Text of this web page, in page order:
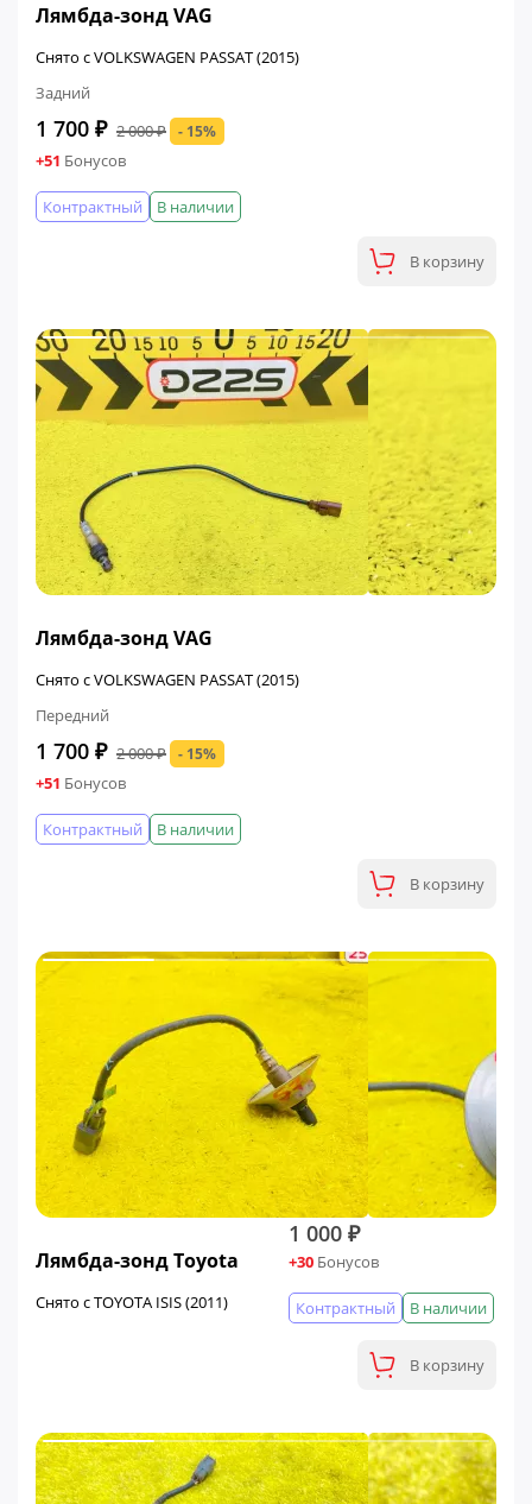
Лямбда-зонд VAG
Снято с VOLKSWAGEN PASSAT (2015)
Задний
1 700 ₽ 2 000 ₽ - 15%
+51 Бонусов
В наличии
Контрактный
В корзину
Лямбда-зонд VAG
Снято с VOLKSWAGEN PASSAT (2015)
Передний
1 700 ₽ 2 000 ₽ - 15%
+51 Бонусов
В наличии
Контрактный
В корзину
Лямбда-зонд Toyota
Снято с TOYOTA ISIS (2011)
1 000 ₽
+30 Бонусов
В наличии
Контрактный
В корзину